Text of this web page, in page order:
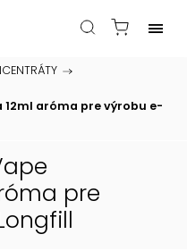
/
12ml aróma pre výrobu e-
pre